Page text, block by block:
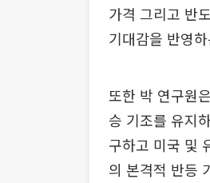
가격 그리고 반
기대감을 반영
또한 박 연구원
승 기조를 유지
구하고 미국 및
의 본격적 반등